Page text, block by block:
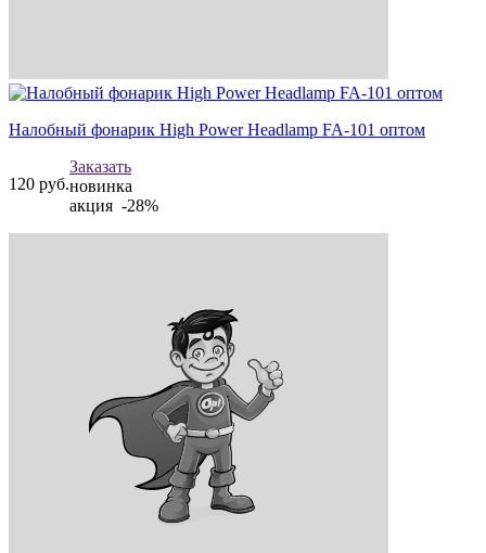
Налобный фонарик High Power Headlamp FA-101 оптом
120 руб.
Заказать
новинка
акция -28%